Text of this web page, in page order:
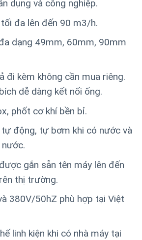
dụng và công nghiệp.
đa lên đến 90 m3/h.
dạng 49mm, 60mm, 90mm
đi kèm không cần mua riêng.
dễ dàng kết nối ống.
phốt cơ khí bền bỉ.
động, tự bơm khi có nước và
gắn sẵn tên máy lên đến
thị trường.
380V/50hZ phù hợp tại Việt
linh kiện khi có nhà máy tại